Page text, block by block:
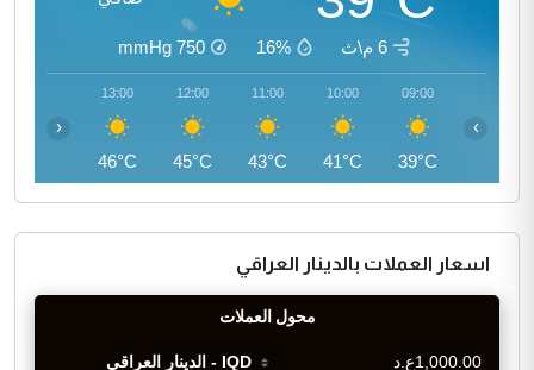
6 م\ث 16%
750
mmHg
09:00
39°C
10:00
41°C
11:00
43°C
12:00
45°C
13:00
46°C
‹ ›
اسعار العملات بالدينار العراقي